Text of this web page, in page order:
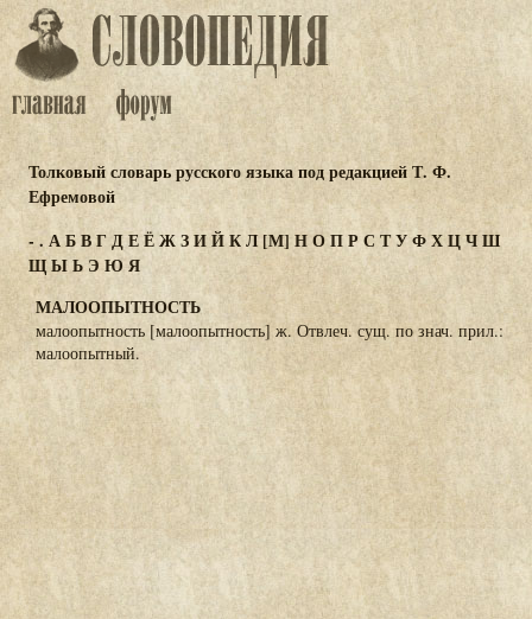
Толковый словарь русского языка под редакцией Т. Ф.
Ефремовой
- . АБВГДЕЁЖЗИЙКЛ[М] НОПРС ТУФХЦЧШ
ЩЫЬЭ ЮЯ
МАЛООПЫТНОСТЬ
малоопытность [малоопытность] ж. Отвлеч. сущ. по знач. прил.:
малоопытный.